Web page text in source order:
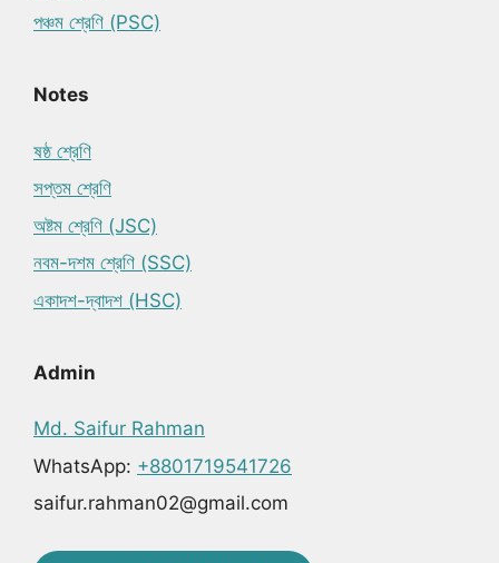
পঞ্চম শ্রেণি (PSC)
Notes
ষষ্ঠ শ্রেণি
সপ্তম শ্রেণি
অষ্টম শ্রেণি (JSC)
নবম-দশম শ্রেণি (SSC)
একাদশ-দ্বাদশ (HSC)
Admin
Md. Saifur Rahman
WhatsApp: +8801719541726
saifur.rahman02@gmail.com